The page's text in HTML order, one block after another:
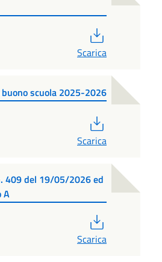
Scarica
scuola 2025-2026
Scarica
409 del 19/05/2026 ed
A
Scarica